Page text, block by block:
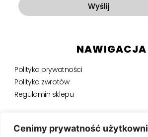
Cenimy prywatność
Wyślij
NAWIGACJA
Polityka prywatności
Polityka zwrotów
Regulamin sklepu
NEWSLETTER